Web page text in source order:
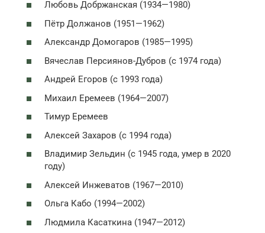
Любовь Добржанская (1934—1980)
Пётр Должанов (1951—1962)
Александр Домогаров (1985—1995)
Вячеслав Персиянов-Дубров (с 1974 года)
Андрей Егоров (с 1993 года)
Михаил Еремеев (1964—2007)
Тимур Еремеев
Алексей Захаров (с 1994 года)
Владимир Зельдин (с 1945 года, умер в 2020
году)
Алексей Инжеватов (1967—2010)
Ольга Кабо (1994—2002)
Людмила Касаткина (1947—2012)